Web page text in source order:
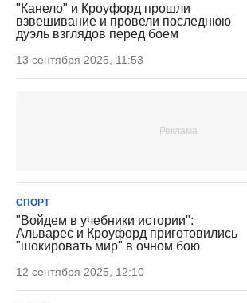
"Канело" и Кроуфорд прошли
взвешивание и провели последнюю
дуэль взглядов перед боем
13 сентября 2025, 11:53
СПОРТ
"Войдем в учебники истории":
Альварес и Кроуфорд приготовились
"шокировать мир" в очном бою
12 сентября 2025, 12:10